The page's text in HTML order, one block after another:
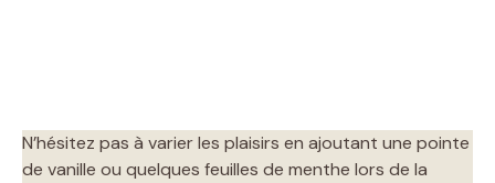
N’hésitez pas à varier les plaisirs en ajoutant une pointe
de vanille ou quelques feuilles de menthe lors de la